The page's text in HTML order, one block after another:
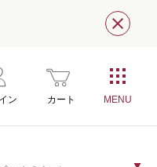
閉じ
ン カート